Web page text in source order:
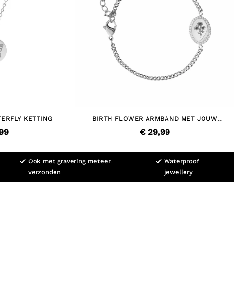
KETTING
BIRTH FLOWER ARMBAND MET JOUW
€ 29,99
Ook met gravering meteen
verzonden
Waterproof
jewellery